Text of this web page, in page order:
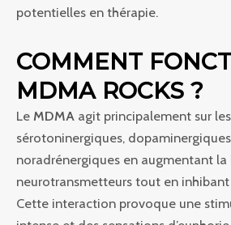
potentielles en thérapie.
COMMENT
MDMA ROCKS ?
Le MDMA agit principalement sur
sérotoninergiques,
noradrénergiques en augmentant
neurotransmetteurs tout en
Cette interaction provoque une